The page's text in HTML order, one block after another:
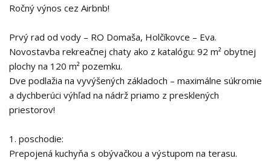
Ročný výnos cez Airbnb!
Prvý rad od vody – RO Domaša, Holčíkovce – Eva.
Novostavba rekreačnej chaty ako z katalógu: 92 m² obytnej
plochy na 120 m² pozemku.
Dve podlažia na vyvýšených základoch – maximálne súkromie
a dychberúci výhľad na nádrž priamo z presklených
priestorov!
1. poschodie:
Prepojená kuchyňa s obývačkou a výstupom na terasu.